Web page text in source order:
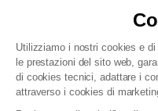
Utilizziamo i nostri cookies e
le prestazioni del sito web,
di cookies tecnici, adattare i
attraverso i cookies diCondizioni